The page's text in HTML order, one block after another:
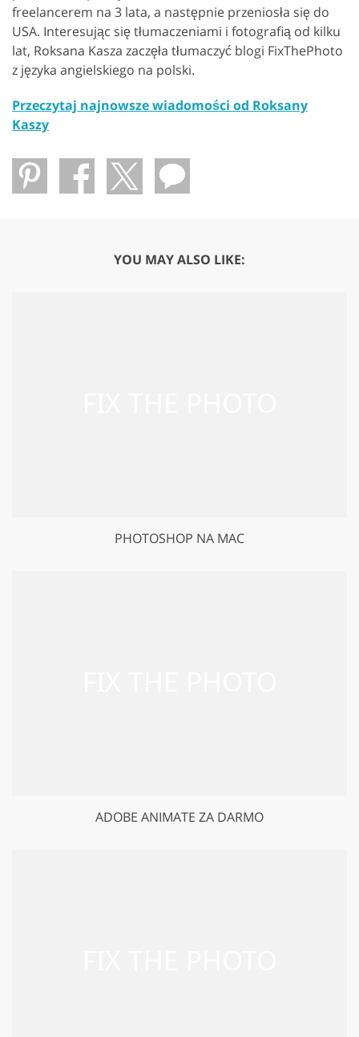
freelancerem na 3 lata, a następnie przeniosła się do
USA. Interesując się tłumaczeniami i fotografią od kilku
lat, Roksana Kasza zaczęła tłumaczyć blogi FixThePhoto
z języka angielskiego na polski.
Przeczytaj najnowsze wiadomości od Roksany
Kaszy
YOU MAY ALSO LIKE:
PHOTOSHOP NA MAC
ADOBE ANIMATE ZA DARMO